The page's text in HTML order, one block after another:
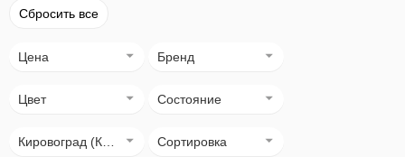
Сбросить все
Цена Бренд
Цвет Состояние
Сортировка